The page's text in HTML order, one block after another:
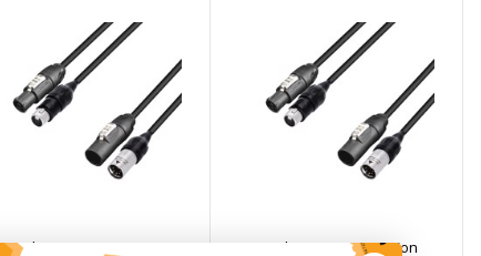
Kombi DMX & PowerCon
Kombi DMX & PowerCon